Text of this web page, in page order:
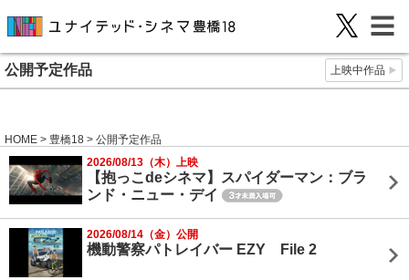
公開予定作品 上映中作品
HOME > 豊橋18 > 公開予定作品
2026/08/13（木）上映
【抱っこdeシネマ】スパイダーマン：ブラ
ンド・ニュー・デイ
2026/08/14（金）公開
機動警察パトレイバー EZY File 2